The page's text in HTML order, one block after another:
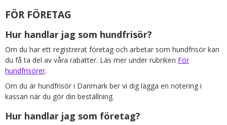
FÖR FÖRETAG
Hur handlar jag som hundfrisör?
Om du har ett registrerat företag och arbetar som hundfrisör kan
du få ta del av våra rabatter. Läs mer under rubriken För
hundfrisörer.
Om du är hundfrisör i Danmark ber vi dig lägga en notering i
kassan när du gör din beställning.
Hur handlar jag som företag?